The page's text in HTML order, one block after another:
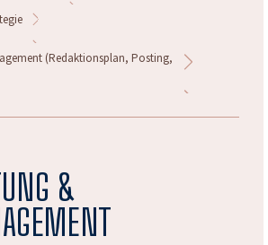
(Redaktionsplan, Posting,
&